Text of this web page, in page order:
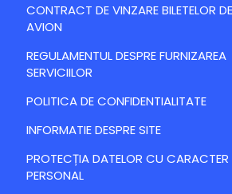
CONTRACT DE VINZARE BILETELOR DE
AVION
REGULAMENTUL DESPRE FURNIZAREA
SERVICIILOR
POLITICA DE CONFIDENTIALITATE
INFORMATIE DESPRE SITE
PROTECȚIA DATELOR CU CARACTER
PERSONAL